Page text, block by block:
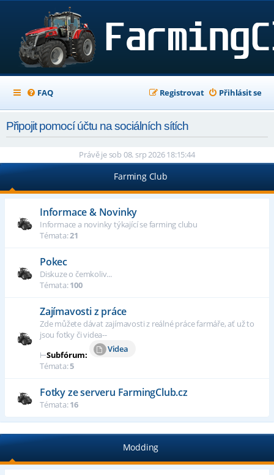
FAQ Přihlásit se
Registrovat
Připojit pomocí účtu na sociálních sítích
Právě je sob 08. srp 2026 18:15:44
Farming Club
Informace & Novinky
Informace a novinky týkající se farming clubu
Témata:21
Pokec
Diskuze o čemkoliv...
Témata:100
Zajímavosti z práce
Zde můžete dávat zajímavosti z reálné práce farmáře, ať už to
jsou fotky či videa--
⊢Subfórum:
Videa
Témata:5
Fotky ze serveru FarmingClub.cz
Témata:16
Modding